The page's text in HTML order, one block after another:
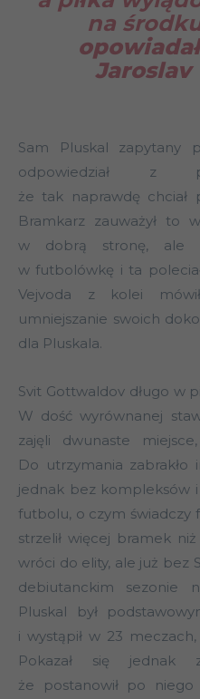
na
Jaroslav
Sam Pluskal zapytany
odpowiedział z
że tak naprawdę chciał
Bramkarz zauważył to
w dobrą stronę, ale
w futbolówkę i ta
Vejvoda z kolei
umniejszanie swoich
dla Pluskala.
Svit Gottwaldov długo w
W dość wyrównanej
zajęli dwunaste
Do utrzymania
jednak bez kompleksów
futbolu, o czym świadczy
strzelił więcej bramek
wróci do elity, ale już bez
debiutanckim sezonie
Pluskal był
i wystąpił w 23
Pokazał się
że postanowił po niego